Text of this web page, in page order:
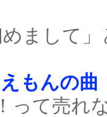
まして
もんの曲
って売れ